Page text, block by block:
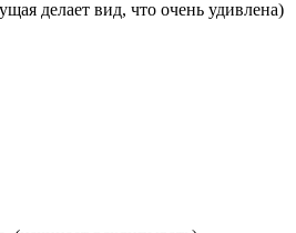
делает вид, что очень удивлена)